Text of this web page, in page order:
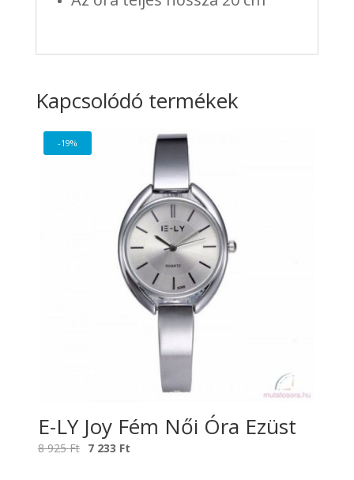
Kapcsolódó termékek
-19%
E-LY Joy Fém Női Óra Ezüst
8 925Ft Original
7 233 Ft